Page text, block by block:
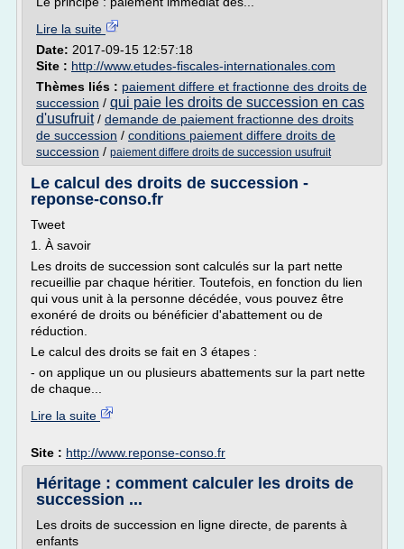
Lire la suite
Date: 2017-09-15 12:57:18
Site : http://www.etudes-fiscales-internationales.com
Thèmes liés : paiement differe et fractionne des droits de
succession / qui paie les droits de succession en cas
d'usufruit/ demande de paiement fractionne des droits
de succession / conditions paiement differe droits de
succession / paiement differe droits de succession usufruit
Le calcul des droits de succession -
reponse-conso.fr
Tweet
1. À savoir
Les droits de succession sont calculés sur la part nette
recueillie par chaque héritier. Toutefois, en fonction du lien
qui vous unit à la personne décédée, vous pouvez être
exonéré de droits ou bénéficier d'abattement ou de
réduction.
Le calcul des droits se fait en 3 étapes :
- on applique un ou plusieurs abattements sur la part nette
de chaque...
Lire la suite
Site : http://www.reponse-conso.fr
Héritage : comment calculer les droits de
succession ...
Les droits de succession en ligne directe, de parents à
enfants